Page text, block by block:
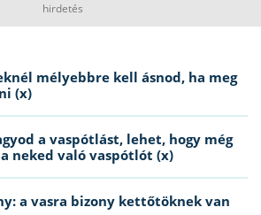
hirdetés
mélyebbre kell ásnod, ha meg
(x)
a vaspótlást, lehet, hogy még
neked való vaspótlót (x)
a vasra bizony kettőtöknek van